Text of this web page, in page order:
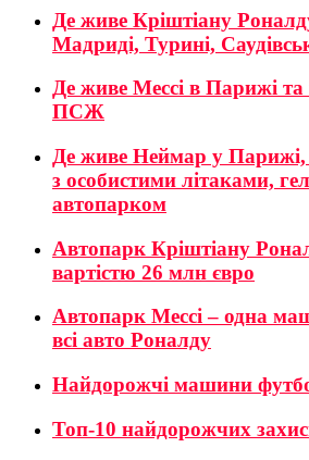
Де живе Кріштіану
Мадриді, Турині,
Де живе Мессі в Парижі та
ПСЖ
Де живе Неймар у Парижі,
з особистими літаками,
автопарком
Автопарк Кріштіану
вартістю 26 млн євро
Автопарк Мессі – одна
всі авто Роналду
Найдорожчі машини
Топ-10 найдорожчих